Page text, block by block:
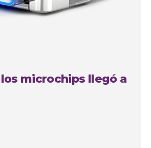
los microchips llegó a